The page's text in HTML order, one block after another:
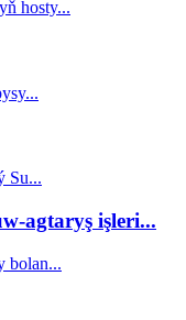
agtaryş işleri...